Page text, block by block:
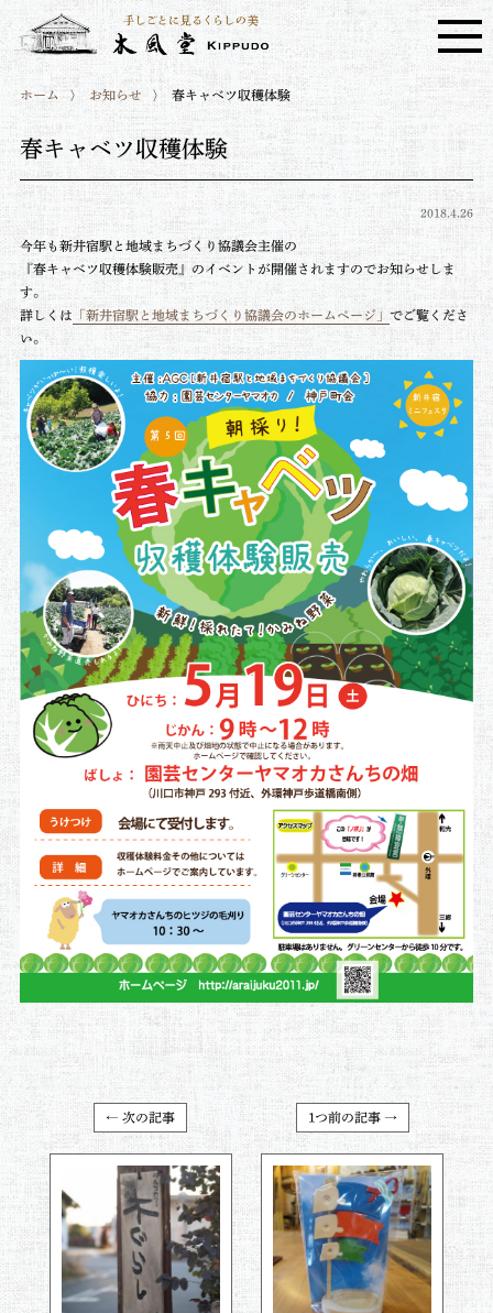
ホーム お知らせ 春キャベツ収穫体験
春キャベツ収穫体験
2018.4.26
今年も新井宿駅と地域まちづくり協議会主催の
『春キャベツ収穫体験販売』のイベントが開催されますのでお知らせしま
す。
詳しくは 「新井宿駅と地域まちづくり協議会のホームページ」 でご覧くださ
い。
← 次の記事 1つ前の記事 →